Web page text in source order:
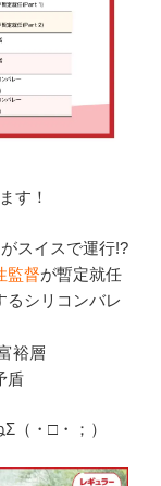
す！
スイスで運行!?
監督が暫定就任
るシリコンバレ
裕層
盾
（・□・；）